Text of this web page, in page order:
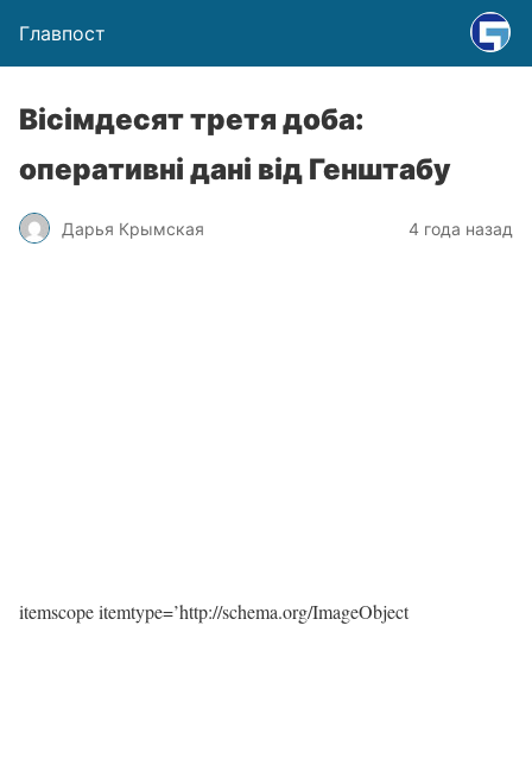
Главпост
Вісімдесят третя доба:
оперативні дані від Генштабу
Дарья Крымская 4 года назад
itemscope itemtype=’http://schema.org/ImageObject